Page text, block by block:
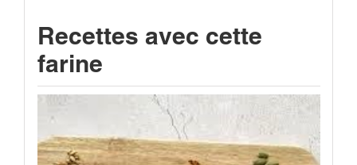
Recettes avec cette
farine